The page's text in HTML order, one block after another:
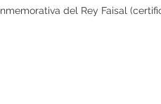
del Rey Faisal